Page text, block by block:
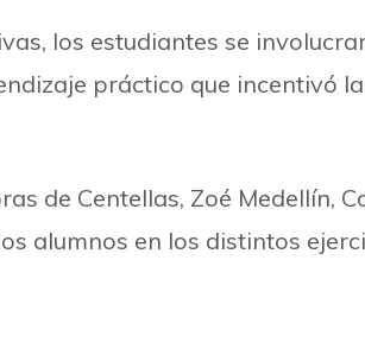
los estudiantes se
práctico que incentivó
de Centellas, Zoé Medellín,
alumnos en los distintos